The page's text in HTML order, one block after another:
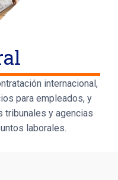
internacional,
para empleados, y
tribunales y agencias
laborales.